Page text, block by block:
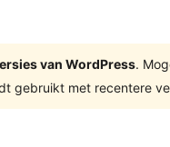
van WordPress.
gebruikt met recentere